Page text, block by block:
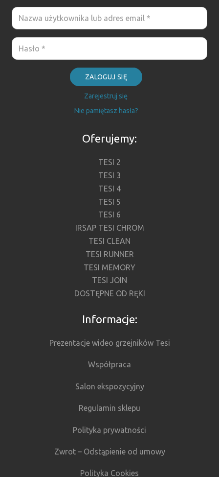
ZALOGUJ SIĘ
Zarejestruj się
Nie pamiętasz hasła?
Oferujemy:
TESI 2
TESI 3
TESI 4
TESI 5
TESI 6
IRSAP TESI CHROM
TESI CLEAN
TESI RUNNER
TESI MEMORY
TESI JOIN
DOSTĘPNE OD RĘKI
Informacje:
Prezentacje wideo grzejników Tesi
Współpraca
Salon ekspozycyjny
Regulamin sklepu
Polityka prywatności
Zwrot – Odstąpienie od umowy
Polityka Cookies